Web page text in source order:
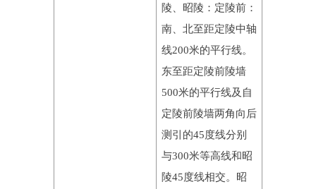
陵、昭陵：定陵前：
南、北至距定陵中轴
线200米的平行线。
东至距定陵前陵墙
500米的平行线及自
定陵前陵墙两角向后
测引的45度线分别
与300米等高线和昭
陵45度线相交。昭